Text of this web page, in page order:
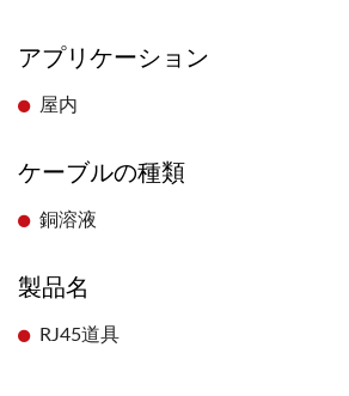
アプリケーション
屋内
ケーブルの種類
銅溶液
製品名
RJ45道具